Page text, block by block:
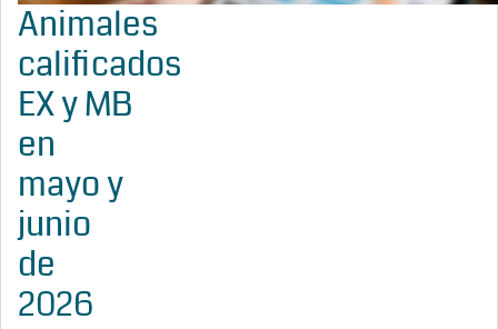
Animales
calificados
EX y MB
en
mayo y
junio
de
2026